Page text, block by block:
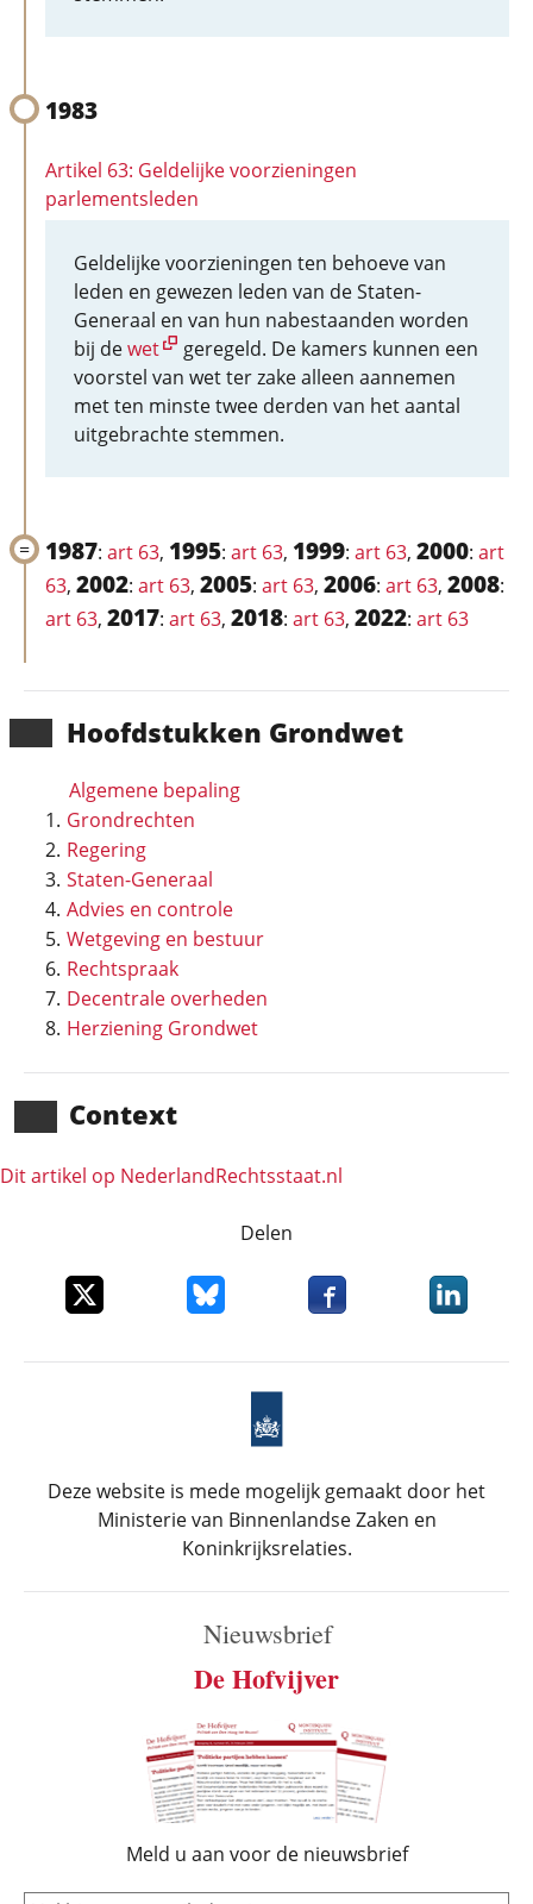
Hoofd­stukken Grondwet
Algemene bepaling
Grondrechten
Regering
Staten-Generaal
Advies en controle
Wetgeving en bestuur
Rechtspraak
Decentrale overheden
Herziening Grondwet
Context
Dit artikel op NederlandRechts­staat.nl
1983
Artikel 63: Geldelijke voorzieningen
parlementsleden
Geldelijke voorzieningen ten behoeve van
leden en gewezen leden van de Staten-
Generaal en van hun nabestaanden worden
bij dewet
geregeld. De kamers kunnen een
voorstel van wet ter zake alleen aannemen
met ten minste twee derden van het aantal
uitgebrachte stemmen.
1987: art 63, 1995: art 63, 1999: art 63, 2000: art
63, 2002: art 63, 2005: art 63, 2006: art 63, 2008:
art 63, 2017: art 63, 2018: art 63, 2022: art 63
Delen
Deel dit item op XDeel dit item op Bluesky
Deel dit item opDeel dit
Deze website is mede mogelijk gemaakt door het
Ministerie van Binnenlandse Zaken en
Koninkrijksrelaties.
Nieuwsbrief
De Hofvijver
Meld u aan voor de nieuwsbrief